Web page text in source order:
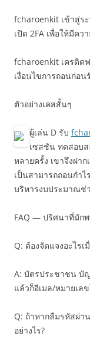
fcharoenkit เข้าสู่ร
เปิด 2FA เพื่อให้มีคว
fcharoenkit เครดิต
เงื่อนไขการถอนก่อน
ตัวอย่างเคสสั้นๆ
ผู้เล่น D รับ
เซสชัน ทดสอบ
หลายครั้ง เขาจึงฝา
เป็นสามารถถอนกำ
บริหารงบประมาณช่
FAQ — ปริศนาที่มัก
Q: ต้องจัดแจงอะไร
A: บัตรประชาชน บั
แล้วก็อีเมล/หมายเล
Q: ถ้าหากลืมรหัสผ่า
อย่างไร?